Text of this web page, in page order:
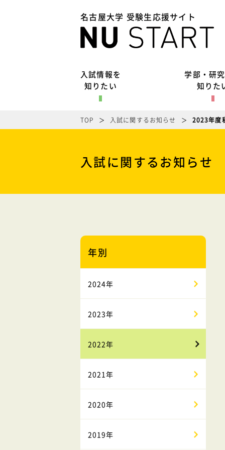
名古屋大学 受験生応援サイト
入試情報を
知りたい
学部・研
知りた
TOP 入試に関するお知らせ 2023年度
入試に関するお知らせ
年別
2024年
2023年
2022年
2021年
2020年
2019年